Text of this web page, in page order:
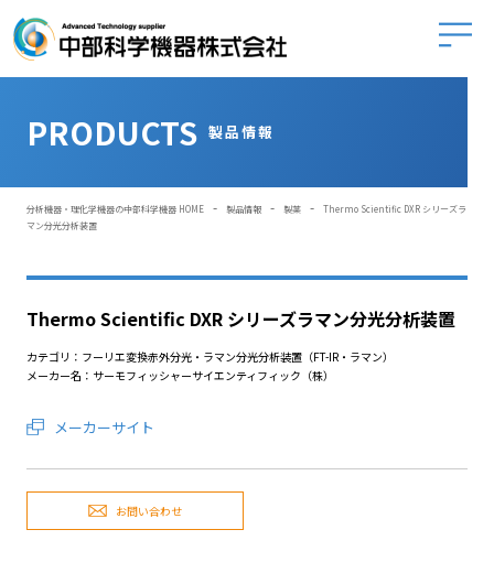
中部科
PRODUCTS 製品情報
分析機器・理化学機器の中部科学機器 HOME - 製品情報 - 製薬 -
Thermo Scientific DXR シリーズラ
マン分光分析装置
Thermo Scientific DXR シリーズラマン分光分析装置
カテゴリ：フーリエ変換赤外分光・ラマン分光分析装置（FT-IR・ラマン）
メーカー名：サーモフィッシャーサイエンティフィック（株）
メーカーサイト
お問い合わせ